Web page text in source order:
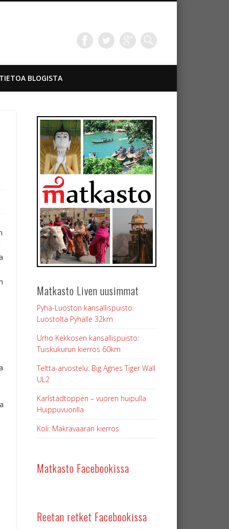
BLOGISTA
Matkasto Liven uusimmat
Pyhä-Luoston kansallispuisto:
Luostolta Pyhälle 32km
Urho Kekkosen kansallispuisto:
Tuiskukurun kierros 60km
Teltta-arvostelu: Big Agnes Tiger Wall
UL2
Karlstadtoppen – vuoren huipulla
Huippuvuorilla
Koli: Mäkrävaaran kierros
Matkasto Facebookissa
Reetan retket Facebookissa